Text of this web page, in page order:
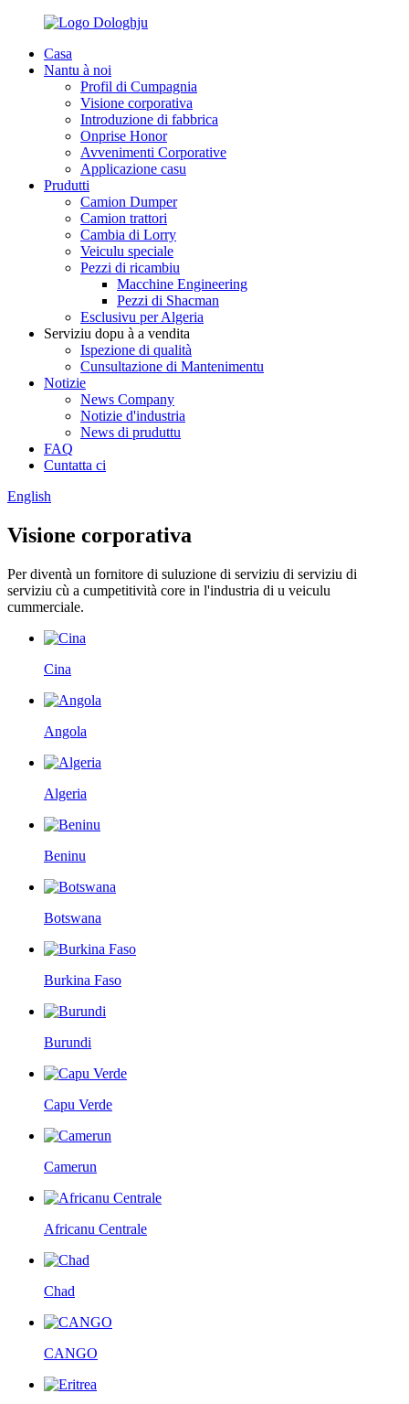
Casa
Nantu à noi
Profil di Cumpagnia
Visione corporativa
Introduzione di fabbrica
Onprise Honor
Avvenimenti Corporative
Applicazione casu
Prudutti
Camion Dumper
Camion trattori
Cambia di Lorry
Veiculu speciale
Pezzi di ricambiu
Macchine Engineering
Pezzi di Shacman
Esclusivu per Algeria
Serviziu dopu à a vendita
Ispezione di qualità
Cunsultazione di Mantenimentu
Notizie
News Company
Notizie d'industria
News di pruduttu
FAQ
Cuntatta ci
English
Visione corporativa
Per diventà un fornitore di suluzione di serviziu di serviziu di
serviziu cù a cumpetitività core in l'industria di u veiculu
cummerciale.
Cina
Angola
Algeria
Beninu
Botswana
Burkina Faso
Burundi
Capu Verde
Camerun
Africanu Centrale
Chad
CANGO